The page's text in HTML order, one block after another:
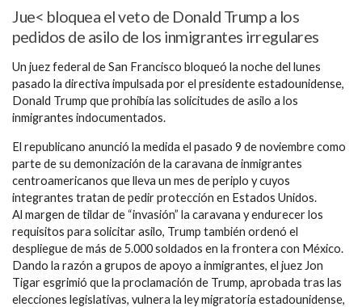
Jue< bloquea el veto de Donald Trump a los
pedidos de asilo de los inmigrantes irregulares
Un juez federal de San Francisco bloqueó la noche del lunes
pasado la directiva impulsada por el presidente estadounidense,
Donald Trump que prohibía las solicitudes de asilo a los
inmigrantes indocumentados.
El republicano anunció la medida el pasado 9 de noviembre como
parte de su demonización de la caravana de inmigrantes
centroamericanos que lleva un mes de periplo y cuyos
integrantes tratan de pedir protección en Estados Unidos.
Al margen de tildar de “invasión” la caravana y endurecer los
requisitos para solicitar asilo, Trump también ordenó el
despliegue de más de 5.000 soldados en la frontera con México.
Dando la razón a grupos de apoyo a inmigrantes, el juez Jon
Tigar esgrimió que la proclamación de Trump, aprobada tras las
elecciones legislativas, vulnera la ley migratoria estadounidense,